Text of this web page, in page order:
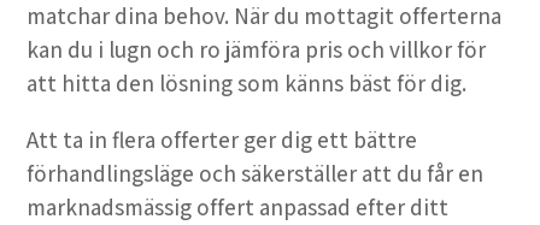
matchar dina behov. När du mottagit offerterna
kan du i lugn och ro jämföra pris och villkor för
att hitta den lösning som känns bäst för dig.
Att ta in flera offerter ger dig ett bättre
förhandlingsläge och säkerställer att du får en
marknadsmässig offert anpassad efter ditt